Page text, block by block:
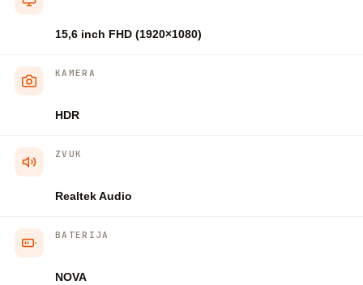
15,6 inch FHD (1920×1080)
KAMERA
HDR
ZVUK
Realtek Audio
BATERIJA
NOVA